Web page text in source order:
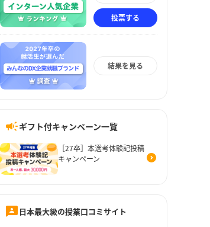
投票する
結果を見る
ギフト付キャンペーン一覧
［27卒］本選考体験記投稿
キャンペーン
日本最大級の授業口コミサイト